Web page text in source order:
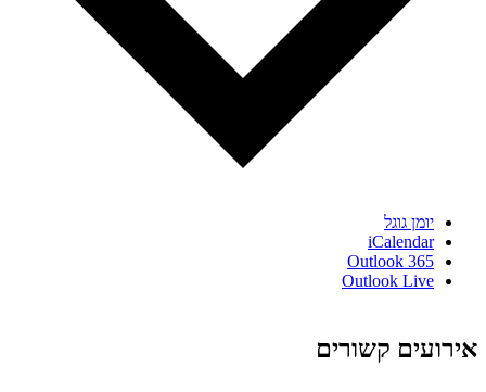
יומן גוגל
iCalendar
Outlook 365
Outlook Live
אירועים קשורים